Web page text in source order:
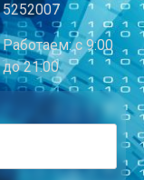
5252007
Работаем: с 9:00
до 21:00